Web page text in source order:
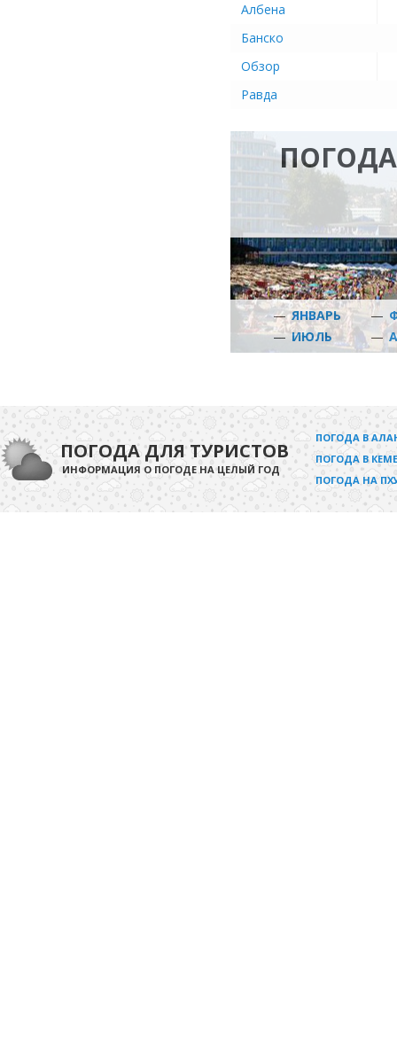
Албена
Банско
Обзор
Равда
—ЯНВАРЬ —
—ИЮЛЬ —
ПОГОДА ДЛЯ ТУРИСТОВ
ИНФОРМАЦИЯ О ПОГОДЕ НА ЦЕЛЫЙ ГОД
ПОГОДА В
ПОГОДА В
ПОГОДА НА